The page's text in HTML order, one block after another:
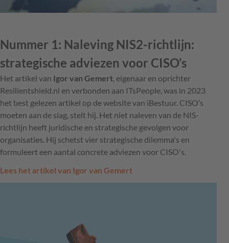
Nummer 1: Naleving NIS2-richtlijn:
strategische adviezen voor CISO’s
Het artikel van Igor van Gemert, eigenaar en oprichter
Resilientshield.nl en verbonden aan ITsPeople, was in 2023
het best gelezen artikel op de website van iBestuur. CISO’s
moeten aan de slag, stelt hij. Het niet naleven van de NIS-
richtlijn heeft juridische en strategische gevolgen voor
organisaties. Hij schetst vier strategische dilemma's en
formuleert een aantal concrete adviezen voor CISO's.
Lees het artikel van Igor van Gemert